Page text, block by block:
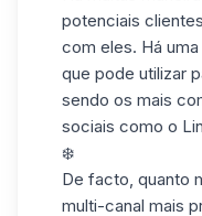
potenciais clientes
com eles. Há uma
que pode utilizar
sendo os mais
sociais como o
❄️
De facto, quanto
multi-canal mais